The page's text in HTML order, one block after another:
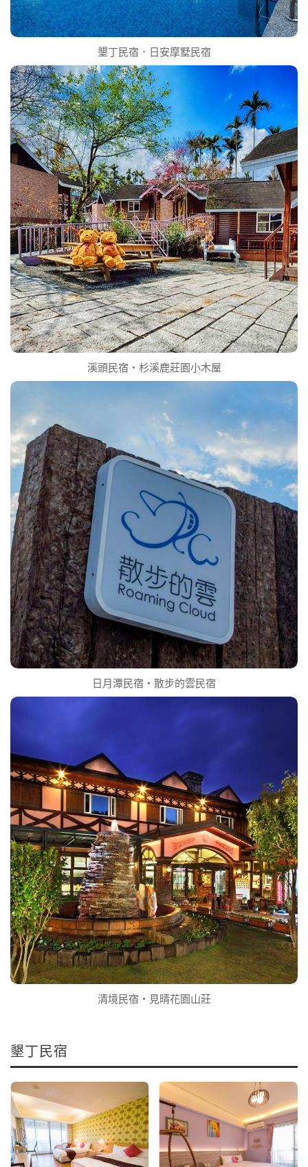
墾丁民宿．日安摩墅民宿
溪頭民宿‧杉溪鹿莊園小木屋
日月潭民宿‧散步的雲民宿
清境民宿‧見晴花園山莊
墾丁民宿